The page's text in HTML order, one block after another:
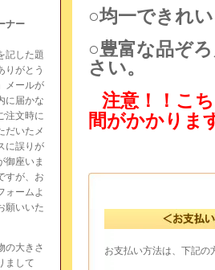
ナー
記した題
りがとう
メールが
に届かな
注文時に
だいたメ
に誤りが
御座いま
すが、お
ォームよ
願いいた
の大きさ
まして
○均一できれ
○豊富な品ぞ
さい。
注意！！こ
間がかかりま
お支払い方法は、下記の